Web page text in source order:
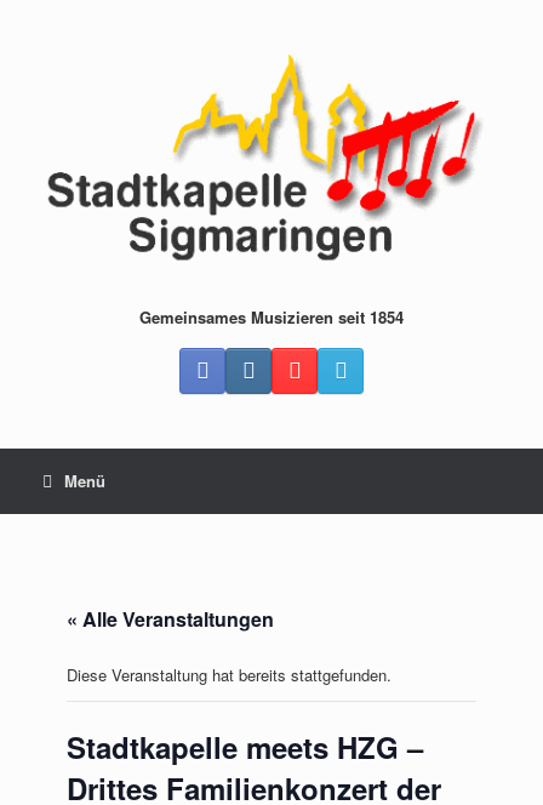
Gemeinsames Musizieren seit 1854
Menü
« Alle Veranstaltungen
Diese Veranstaltung hat bereits stattgefunden.
Stadtkapelle meets HZG –
Drittes Familienkonzert der